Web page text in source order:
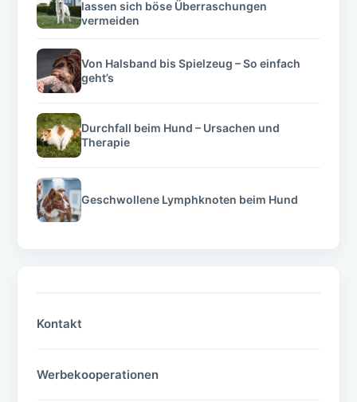
lassen sich böse Überraschungen
vermeiden
Von Halsband bis Spielzeug – So einfach
geht’s
Durchfall beim Hund – Ursachen und
Therapie
Geschwollene Lymphknoten beim Hund
Kontakt
Werbekooperationen